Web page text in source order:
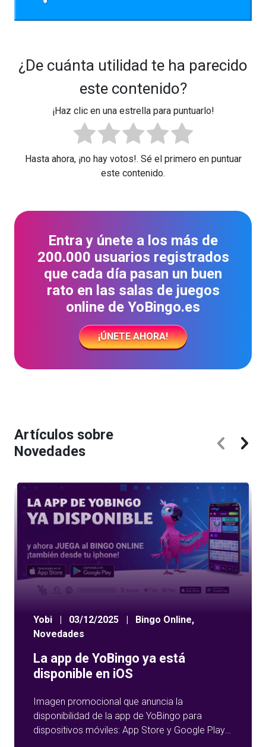
¿De cuánta utilidad te ha parecido
este contenido?
¡Haz clic en una estrella para puntuarlo!
Hasta ahora, ¡no hay votos!. Sé el primero en puntuar
este contenido.
Entra y únete a los más de
200.000 usuarios registrados
que cada día pasan un buen
rato en las salas de juegos
online de YoBingo.es
¡ÚNETE AHORA!
Artículos sobre
Novedades
Yobi | 03/12/2025 | Bingo Online,
Novedades
La app de YoBingo ya está
disponible en iOS
Imagen promocional que anuncia la
disponibilidad de la app de YoBingo para
dispositivos móviles: App Store y Google Play